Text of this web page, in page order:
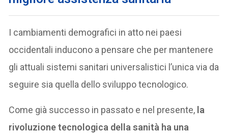
I cambiamenti demografici in atto nei paesi
occidentali inducono a pensare che per mantenere
gli attuali sistemi sanitari universalistici l’unica via da
seguire sia quella dello sviluppo tecnologico.
Come già successo in passato e nel presente, la
rivoluzione tecnologica della sanità ha una